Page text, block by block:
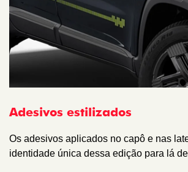
Adesivos estilizados
Os adesivos aplicados no capô e nas
identidade única dessa edição para lá